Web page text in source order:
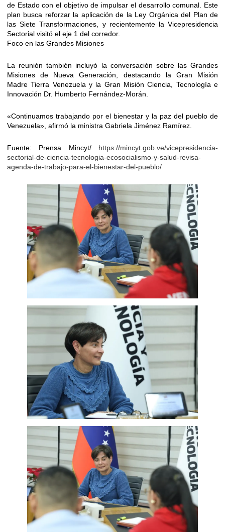
de Estado con el objetivo de impulsar el desarrollo comunal. Este
plan busca reforzar la aplicación de la Ley Orgánica del Plan de
las Siete Transformaciones, y recientemente la Vicepresidencia
Sectorial visitó el eje 1 del corredor.
Foco en las Grandes Misiones
La reunión también incluyó la conversación sobre las Grandes
Misiones de Nueva Generación, destacando la Gran Misión
Madre Tierra Venezuela y la Gran Misión Ciencia, Tecnología e
Innovación Dr. Humberto Fernández-Morán.
«Continuamos trabajando por el bienestar y la paz del pueblo de
Venezuela», afirmó la ministra Gabriela Jiménez Ramírez.
Fuente: Prensa Mincyt/ https://mincyt.gob.ve/vicepresidencia-
sectorial-de-ciencia-tecnologia-ecosocialismo-y-salud-revisa-
agenda-de-trabajo-para-el-bienestar-del-pueblo/